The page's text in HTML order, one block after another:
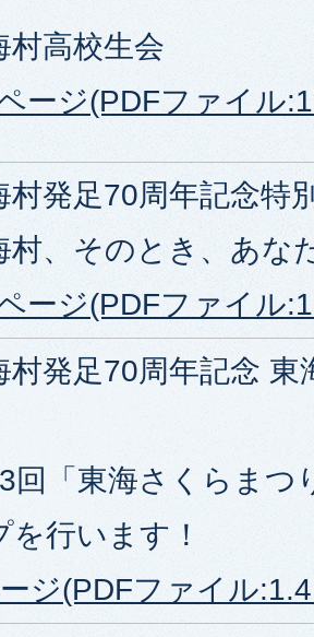
村高校生会
ージ(PDFファイル
村発足70周年記念特
村、そのとき、あな
ージ(PDFファイル
村発足70周年記念 東
回「東海さくらまつ
を行います！
ジ(PDFファイル